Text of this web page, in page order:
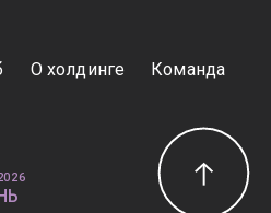
О холдинге Команда